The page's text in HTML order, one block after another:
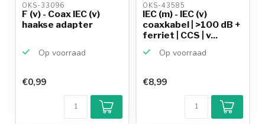
OKS-33096
F (v) - Coax IEC (v)
haakse adapter
Op voorraad
€0,99
OKS-43585
IEC (m) - IEC (v)
coaxkabel | >100 dB +
ferriet | CCS | v...
Op voorraad
€8,99